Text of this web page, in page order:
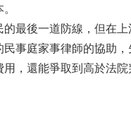
最後一道防線，但在
事庭家事律師的協助
，還能爭取到高於法